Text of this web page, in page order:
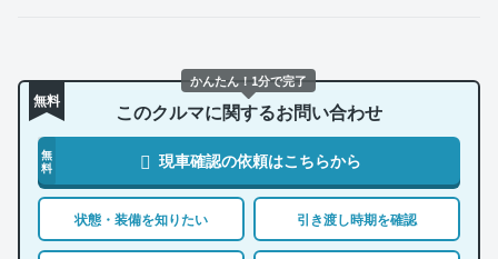
無料 このクルマに関するお問い合わせ
無
料
現車確認の依頼はこちらから
状態・装備を知りたい 引き渡し時期を確認
かんたん！1分で完了